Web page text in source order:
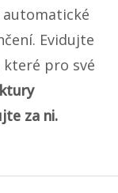
automatické
Evidujte
pro své
za ni.